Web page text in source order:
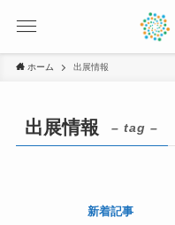
ホーム 出展情報
出展情報 – tag –
新着記事